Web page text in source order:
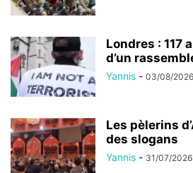
Londres : 117
d’un
Yannis - 03/08/2026
Les pèlerins
des slogans
Yannis - 31/07/2026